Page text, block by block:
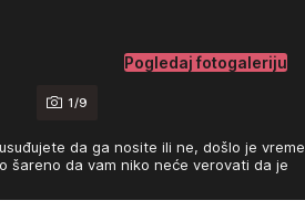
1/9
Pogledaj fotogaleriju
da ga nosite ili ne, došlo je vreme
šareno da vam niko neće verovati da je